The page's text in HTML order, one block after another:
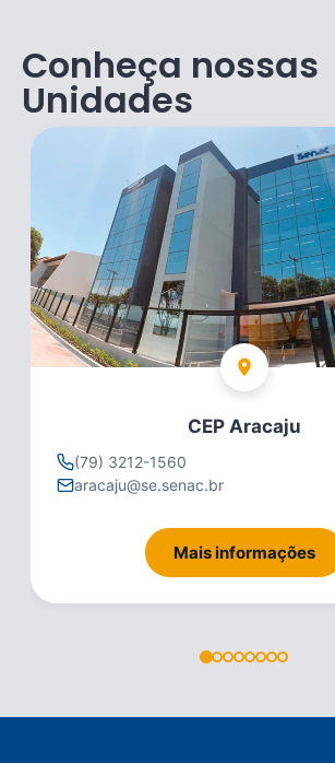
Conheça nossas
Unidades
CEP Aracaju
(79) 3212-1560
aracaju@se.senac.br
Mais informações